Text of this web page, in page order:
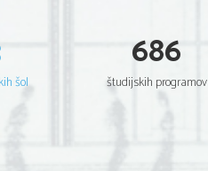
šol
686
študijskih programov